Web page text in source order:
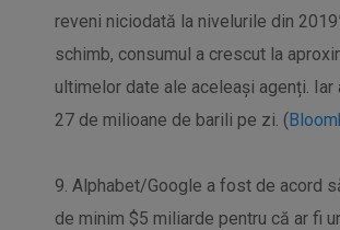
reveni niciodată la nivelurile din
schimb, consumul a crescut la
ultimelor date ale aceleași agenți.
27 de milioane de barili pe zi. (
9. Alphabet/Google a fost de acord
de minim $5 miliarde pentru că ar fi